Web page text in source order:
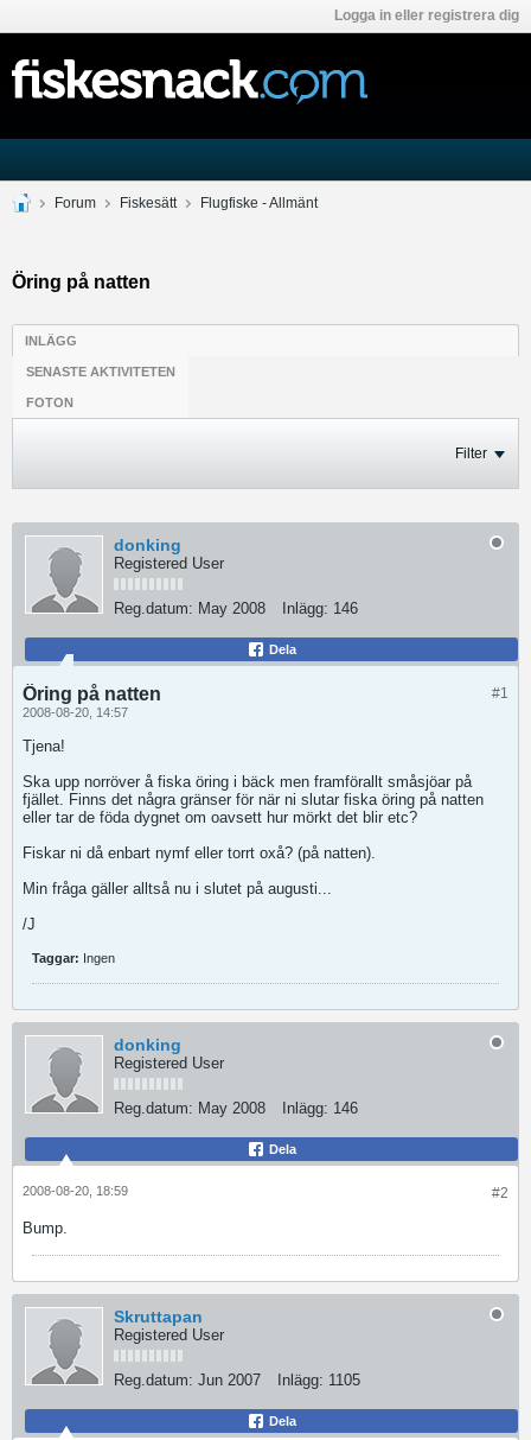
Logga in eller registrera dig
Forum Fiskesätt Flugfiske - Allmänt
Öring på natten
INLÄGG
SENASTE AKTIVITETEN
FOTON
Filter
donking
Registered User
Reg.datum: May 2008 Inlägg: 146
Dela
#1
Öring på natten
2008-08-20, 14:57
Tjena!
Ska upp norröver å fiska öring i bäck men framförallt småsjöar på
fjället. Finns det några gränser för när ni slutar fiska öring på natten
eller tar de föda dygnet om oavsett hur mörkt det blir etc?
Fiskar ni då enbart nymf eller torrt oxå? (på natten).
Min fråga gäller alltså nu i slutet på augusti...
/J
Taggar: Ingen
donking
Registered User
Reg.datum: May 2008 Inlägg: 146
Dela
#2
2008-08-20, 18:59
Bump.
Skruttapan
Registered User
Reg.datum: Jun 2007 Inlägg: 1105
Dela